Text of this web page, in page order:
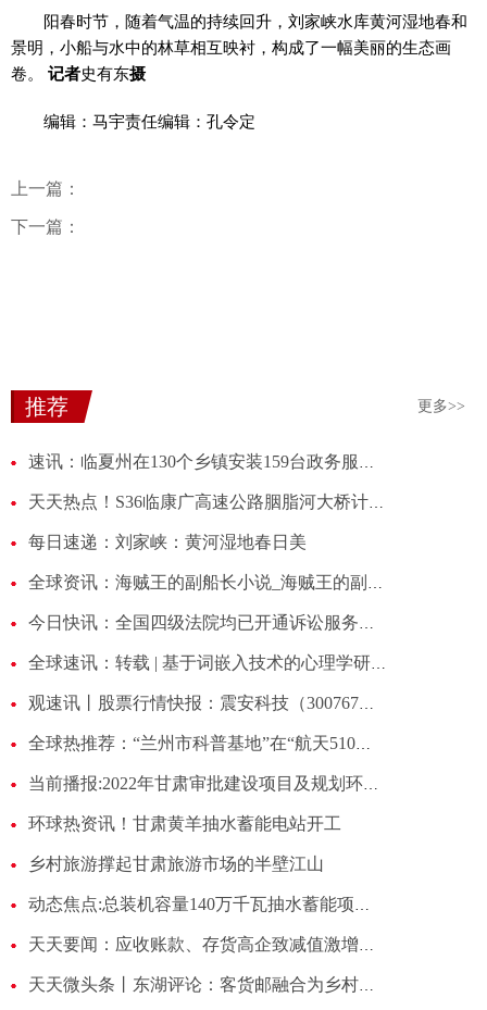
阳春时节，随着气温的持续回升，刘家峡水库黄河湿地春和
景明，小船与水中的林草相互映衬，构成了一幅美丽的生态画
卷。 记者史有东摄
编辑：马宇责任编辑：孔令定
上一篇：
下一篇：
推荐 更多>>
每日速递：刘家峡：黄河湿地春日美
环球热资讯！甘肃黄羊抽水蓄能电站开工
乡村旅游撑起甘肃旅游市场的半壁江山